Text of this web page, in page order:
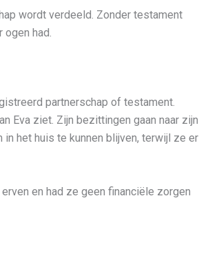
wordt verdeeld. Zonder testament
had.
partnerschap of testament.
Eva ziet. Zijn bezittingen gaan naar zijn
het huis te kunnen blijven, terwijl ze er
en had ze geen financiële zorgen